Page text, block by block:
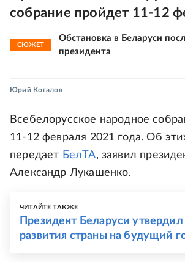
собрание пройдет 11-12
СЮЖЕТ
Обстановка в Беларуси
президента
Юрий Когалов
Всебелорусское народное
11-12 февраля 2021 года. Об
передает БелТА, заявил
Александр Лукашенко.
ЧИТАЙТЕ ТАКЖЕ
Президент Беларуси
развития страны на будущий